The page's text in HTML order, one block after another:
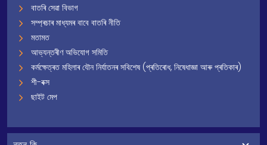
বাতৰি সেৱা বিভাগ
সম্প্ৰচাৰ মাধ্যমৰ বাবে বাতৰি নীতি
মতামত
আভ্যন্তৰীণ অভিযোগ সমিতি
কৰ্মক্ষেত্ৰত মহিলাৰ যৌন নিৰ্যাতনৰ সবিশেষ (প্ৰতিৰোধ, নিষেধাজ্ঞা আৰু প্ৰতিকাৰ)
শী-বক্স
ছাইট মেপ